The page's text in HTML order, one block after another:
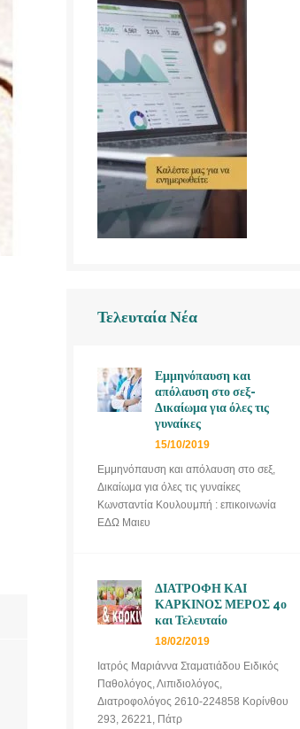
Τελευταία Νέα
Εμμηνόπαυση και
απόλαυση στο σεξ-
Δικαίωμα για όλες τις
γυναίκες
15/10/2019
Εμμηνόπαυση και απόλαυση στο σεξ,
Δικαίωμα για όλες τις γυναίκες
Κωνσταντία Κουλουμπή : επικοινωνία
ΕΔΩ Μαιευ
ΔΙΑΤΡΟΦΗ ΚΑΙ
ΚΑΡΚΙΝΟΣ ΜΕΡΟΣ 4ο
και Τελευταίο
18/02/2019
Ιατρός Μαριάννα Σταματιάδου Ειδικός
Παθολόγος, Λιπιδιολόγος,
Διατροφολόγος 2610-224858 Κορίνθου
293, 26221, Πάτρ